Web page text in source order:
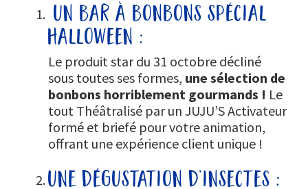
un bar à bonbons spécial
halloween :
Le produit star du 31 octobre décliné
sous toutes ses formes, une sélection de
bonbons horriblement gourmands ! Le
tout Théâtralisé par un JUJU’S Activateur
formé et briefé pour votre animation,
offrant une expérience client unique !
une dégustation d’insectes :